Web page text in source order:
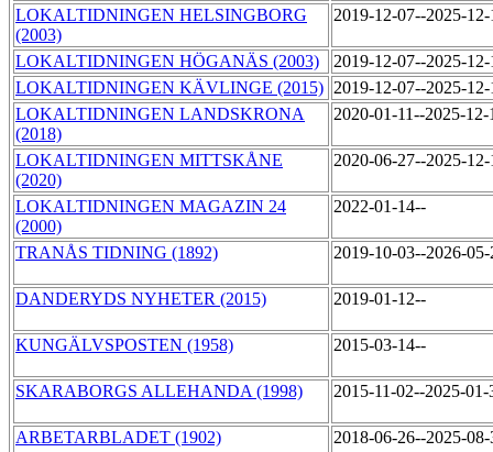
LOKALTIDNINGEN HELSINGBORG
(2003)
2019-12-07--2025-
LOKALTIDNINGEN HÖGANÄS (2003)
2019-12-07--2025-
LOKALTIDNINGEN KÄVLINGE (2015) 2019-12-07--2025-
LOKALTIDNINGEN LANDSKRONA
(2018)
2020-01-11--2025-
LOKALTIDNINGEN MITTSKÅNE
(2020)
2020-06-27--2025-
LOKALTIDNINGEN MAGAZIN 24
(2000)
2022-01-14--
TRANÅS TIDNING (1892) 2019-10-03--2026-
DANDERYDS NYHETER (2015) 2019-01-12--
KUNGÄLVSPOSTEN (1958) 2015-03-14--
SKARABORGS ALLEHANDA (1998) 2015-11-02--2025-
ARBETARBLADET (1902) 2018-06-26--2025-